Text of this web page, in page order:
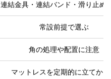
連結金具・連結バンド・滑り止め
常設前提で選ぶ
角の処理や配置に注意
マットレスを定期的に立てか